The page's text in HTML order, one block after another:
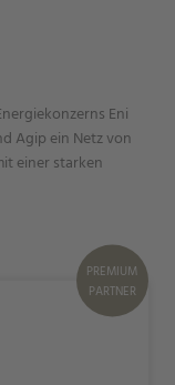
PREMIUM
PARTNER
Eni
Agip ein Netz von
einer starken